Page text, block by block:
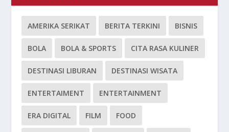
AMERIKA SERIKAT BERITA TERKINI BISNIS
BOLA BOLA & SPORTS CITA RASA KULINER
DESTINASI LIBURAN DESTINASI WISATA
ENTERTAIMENT ENTERTAINMENT
ERA DIGITAL FILM FOOD